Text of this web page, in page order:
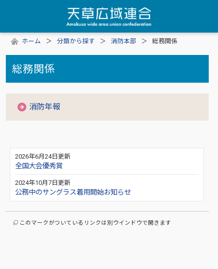
ホーム 分類から探す 消防本部 総務関係
総務関係
消防年報
2026年6月24日更新
全国大会優秀賞
2024年10月7日更新
公務中のサングラス着用開始お知らせ
このマークがついているリンクは別ウインドウで開きます